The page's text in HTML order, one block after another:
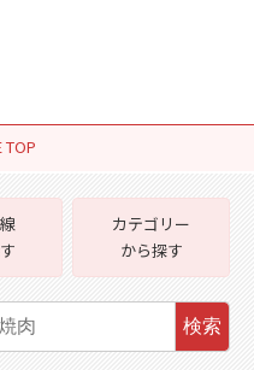
TOP
カテゴリー
から探す
検索